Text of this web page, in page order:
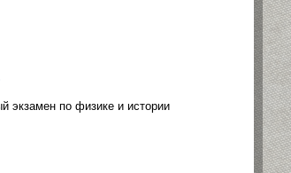
экзамен по физике и истории